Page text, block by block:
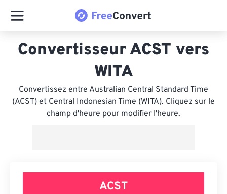
Convertisseur ACST vers
WITA
Convertissez entre Australian Central Standard Time
(ACST) et Central Indonesian Time (WITA). Cliquez sur le
champ d'heure pour modifier l'heure.
ACST